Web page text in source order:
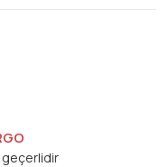
geçerlidir